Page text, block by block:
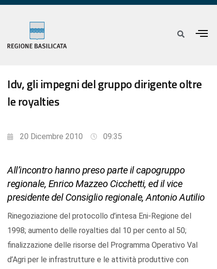
Idv, gli impegni del gruppo dirigente oltre
le royalties
20 Dicembre 2010 09:35
All’incontro hanno preso parte il capogruppo
regionale, Enrico Mazzeo Cicchetti, ed il vice
presidente del Consiglio regionale, Antonio Autilio
Rinegoziazione del protocollo d’intesa Eni-Regione del
1998; aumento delle royalties dal 10 per cento al 50;
finalizzazione delle risorse del Programma Operativo Val
d’Agri per le infrastrutture e le attività produttive con